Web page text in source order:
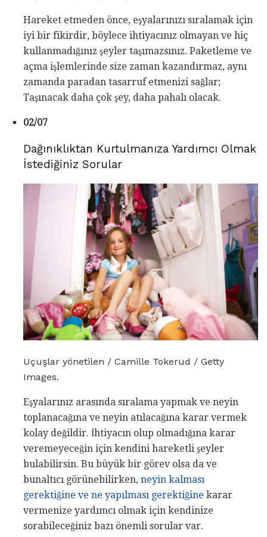
Hareket etmeden önce, eşyalarınızı sıralamak için
iyi bir fikirdir, böylece ihtiyacınız olmayan ve hiç
kullanmadığınız şeyler taşımazsınız. Paketleme ve
açma işlemlerinde size zaman kazandırmaz, aynı
zamanda paradan tasarruf etmenizi sağlar;
Taşınacak daha çok şey, daha pahalı olacak.
02/07
Dağınıklıktan Kurtulmanıza Yardımcı Olmak
İstediğiniz Sorular
Uçuşlar yönetilen / Camille Tokerud / Getty
Images.
Eşyalarınız arasında sıralama yapmak ve neyin
toplanacağına ve neyin atılacağına karar vermek
kolay değildir. İhtiyacın olup olmadığına karar
veremeyeceğin için kendini hareketli şeyler
bulabilirsin. Bu büyük bir görev olsa da ve
bunaltıcı görünebilirken, neyin kalması
gerektiğine ve ne yapılması gerektiğine karar
vermenize yardımcı olmak için kendinize
sorabileceğiniz bazı önemli sorular var.